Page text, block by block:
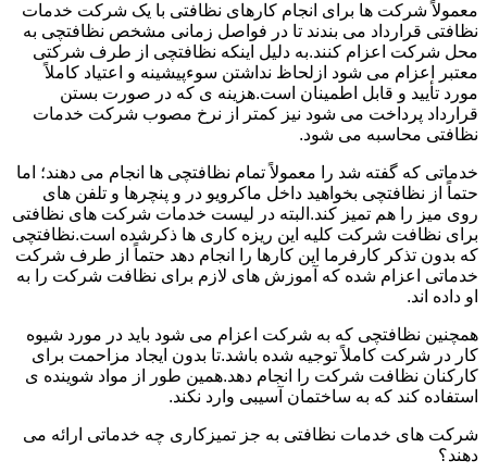
معمولاً شرکت ها برای انجام کارهای نظافتی با یک شرکت خدمات
نظافتی قرارداد می بندند تا در فواصل زمانی مشخص نظافتچی به
محل شرکت اعزام کنند.به دلیل اینکه نظافتچی از طرف شرکتی
معتبر اعزام می شود ازلحاظ نداشتن سوءپیشینه و اعتیاد کاملاً
مورد تأیید و قابل اطمینان است.هزینه ی که در صورت بستن
قرارداد پرداخت می شود نیز کمتر از نرخ مصوب شرکت خدمات
نظافتی محاسبه می شود.
خدماتی که گفته شد را معمولاً تمام نظافتچی ها انجام می دهند؛ اما
حتماً از نظافتچی بخواهید داخل ماکرویو در و پنچرها و تلفن های
روی میز را هم تمیز کند.البته در لیست خدمات شرکت های نظافتی
برای نظافت شرکت کلیه این ریزه کاری ها ذکرشده است.نظافتچی
که بدون تذکر کارفرما این کارها را انجام دهد حتماً از طرف شرکت
خدماتی اعزام شده که آموزش های لازم برای نظافت شرکت را به
او داده اند.
همچنین نظافتچی که به شرکت اعزام می شود باید در مورد شیوه
کار در شرکت کاملاً توجیه شده باشد.تا بدون ایجاد مزاحمت برای
کارکنان نظافت شرکت را انجام دهد.همین طور از مواد شوینده ی
استفاده کند که به ساختمان آسیبی وارد نکند.
شرکت های خدمات نظافتی به جز تمیزکاری چه خدماتی ارائه می
دهند؟